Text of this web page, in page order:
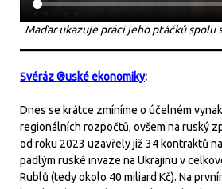
Maďar ukazuje práci jeho ptáčků spolu
Svéráz ®uské ekonomiky:
Dnes se krátce zmíníme o účelném
regionálních rozpočtů, ovšem na ruský
od roku 2023 uzavřely již 34 kontraktů
padlým ruské invaze na Ukrajinu v
Rublů (tedy okolo 40 miliard Kč). Na